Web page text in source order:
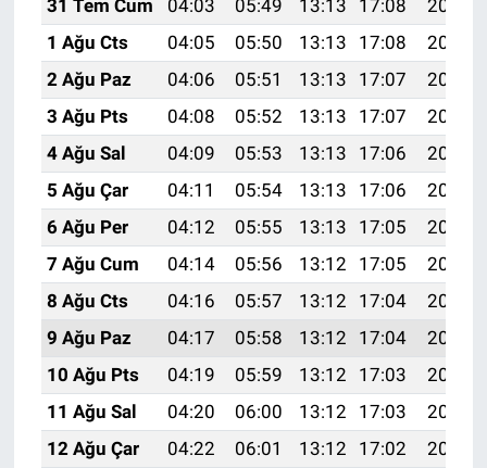
31 Tem Cum
04:03 05:49 13:13 17:08
20:27
1 Ağu Cts
04:05 05:50 13:13 17:08
20:26
2 Ağu Paz
04:06 05:51 13:13 17:07
20:25
3 Ağu Pts
04:08 05:52 13:13 17:07
20:24
4 Ağu Sal
04:09 05:53 13:13 17:06
20:23
5 Ağu Çar
04:11 05:54 13:13 17:06
20:22
6 Ağu Per
04:12 05:55 13:13 17:05
20:20
7 Ağu Cum
04:14 05:56 13:12 17:05
20:19
8 Ağu Cts
04:16 05:57 13:12 17:04
20:18
9 Ağu Paz
04:17 05:58 13:12 17:04
20:17
10 Ağu Pts
04:19 05:59 13:12 17:03
20:15
11 Ağu Sal
04:20 06:00 13:12 17:03
20:14
12 Ağu Çar
04:22 06:01 13:12 17:02
20:13